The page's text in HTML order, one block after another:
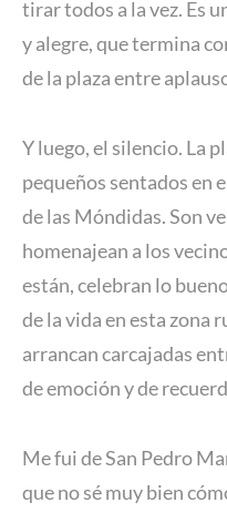
tirar todos a la vez. Es
y alegre, que termina
de la plaza entre
Y luego, el silencio. La
pequeños sentados en
de las Móndidas. Son
homenajean a los
están, celebran lo
de la vida en esta zona
arrancan carcajadas
de emoción y de
Me fui de San Pedro
que no sé muy bien